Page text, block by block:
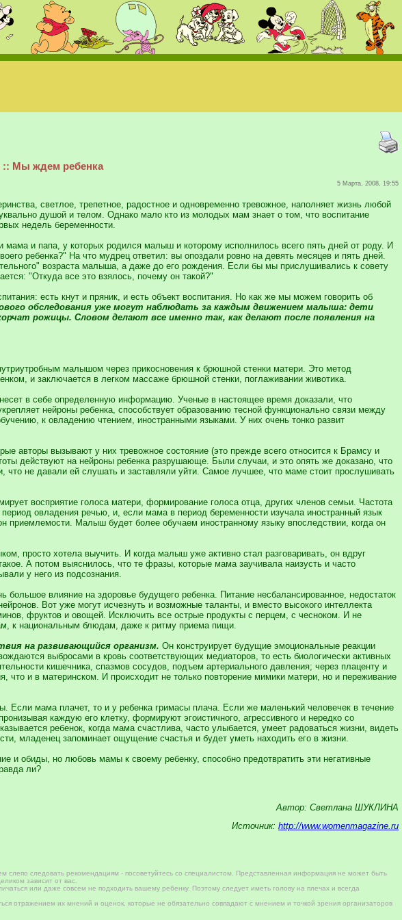
Мы ждем ребенка
5 Марта, 2008, 19:55
светлое, трепетное, радостное и одновременно тревожное, наполняет жизнь любой
душой и телом. Однако мало кто из молодых мам знает о том, что воспитание
недель беременности.
и папа, у которых родился малыш и которому исполнилось всего пять дней от роду. И
ребенка?" На что мудрец ответил: вы опоздали ровно на девять месяцев и пять дней.
возраста малыша, а даже до его рождения. Если бы мы прислушивались к совету
"Откуда все это взялось, почему он такой?"
есть кнут и пряник, и есть объект воспитания. Но как же мы можем говорить об
обследования уже могут наблюдать за каждым движением малыша: дети
рожицы. Словом делают все именно так, как делают после появления на
малышом через прикосновения к брюшной стенки матери. Это метод
и заключается в легком массаже брюшной стенки, поглаживании животика.
в себе определенную информацию. Ученые в настоящее время доказали, что
нейроны ребенка, способствует образованию тесной функционально связи между
к овладению чтением, иностранными языками. У них очень тонко развит
авторы вызывают у них тревожное состояние (это прежде всего относится к Брамсу и
действуют на нейроны ребенка разрушающе. Были случаи, и это опять же доказано, что
не давали ей слушать и заставляли уйти. Самое лучшее, что маме стоит прослушивать
восприятие голоса матери, формирование голоса отца, других членов семьи. Частота
овладения речью, и, если мама в период беременности изучала иностранный язык
приемлемости. Малыш будет более обучаем иностранному языку впоследствии, когда он
просто хотела выучить. И когда малыш уже активно стал разговаривать, он вдруг
А потом выяснилось, что те фразы, которые мама заучивала наизусть и часто
у него из подсознания.
большое влияние на здоровье будущего ребенка. Питание несбалансированное, недостаток
Вот уже могут исчезнуть и возможные таланты, и вместо высокого интеллекта
фруктов и овощей. Исключить все острые продукты с перцем, с чесноком. И не
к национальным блюдам, даже к ритму приема пищи.
на развивающийся организм. Он конструирует будущие эмоциональные реакции
выбросами в кровь соответствующих медиаторов, то есть биологически активных
кишечника, спазмов сосудов, подъем артериального давления; через плаценту и
что и в материнском. И происходит не только повторение мимики матери, но и переживание
мама плачет, то и у ребенка гримасы плача. Если же маленький человечек в течение
каждую его клетку, формируют эгоистичного, агрессивного и нередко со
ребенок, когда мама счастлива, часто улыбается, умеет радоваться жизни, видеть
младенец запоминает ощущение счастья и будет уметь находить его в жизни.
и обиды, но любовь мамы к своему ребенку, способно предотвратить эти негативные
ли?
Автор: Светлана ШУКЛИНА
Источник: http://www.womenmagazine.ru
следовать рекомендациям - посоветуйтесь со специалистом. Представленная информация не может быть
зависит от вас.
или даже совсем не подходить вашему ребенку. Поэтому следует иметь голову на плечах и всегда
отражением их мнений и оценок, которые не обязательно совпадают с мнением и точкой зрения организаторов